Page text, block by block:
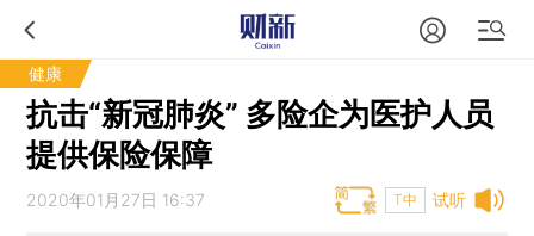
健康
抗击“新冠肺炎” 多险企为医护人员
提供保险保障
试听
2020年01月27日 16:37 T中